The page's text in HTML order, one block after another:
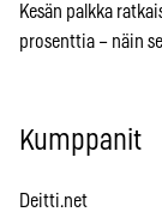
Kesän palkka
prosenttia – näin
Kumppanit
Deitti.net